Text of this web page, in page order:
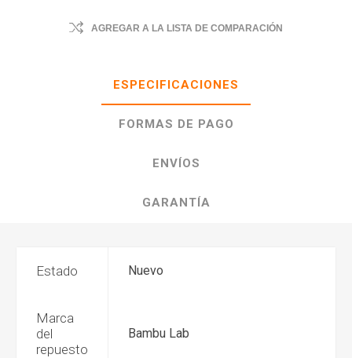
AGREGAR A LA LISTA DE COMPARACIÓN
ESPECIFICACIONES
FORMAS DE PAGO
ENVÍOS
GARANTÍA
Estado Nuevo
Marca
del
repuesto
Bambu Lab